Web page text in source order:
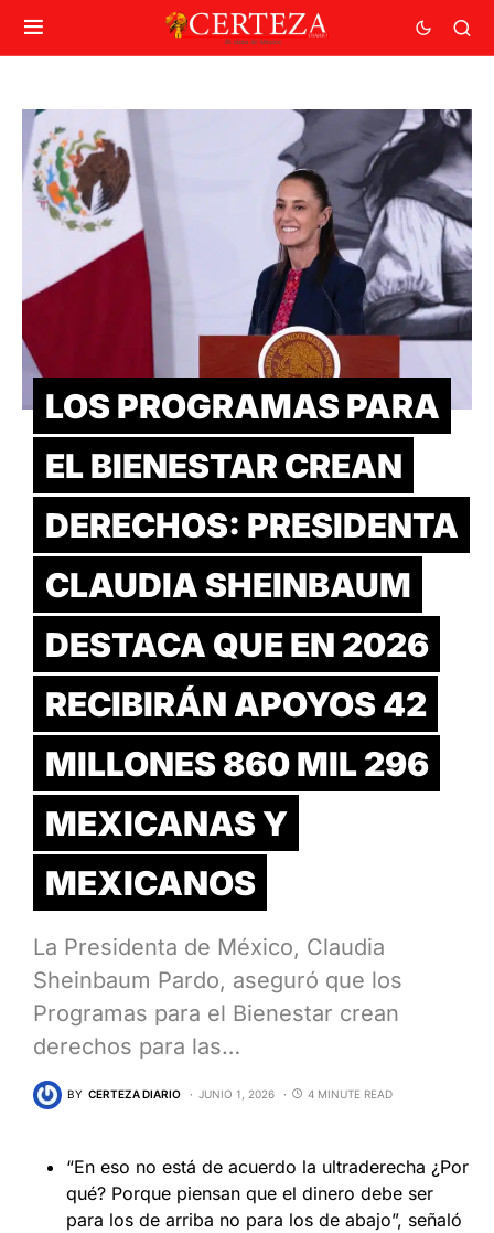
LOS PROGRAMAS PARA
EL BIENESTAR CREAN
DERECHOS: PRESIDENTA
CLAUDIA SHEINBAUM
DESTACA QUE EN 2026
RECIBIRÁN APOYOS 42
MILLONES 860 MIL 296
MEXICANAS Y
MEXICANOS
La Presidenta de México, Claudia
Sheinbaum Pardo, aseguró que los
Programas para el Bienestar crean
derechos para las…
BY CERTEZA DIARIO JUNIO 1, 2026 4 MINUTE READ
“En eso no está de acuerdo la ultraderecha ¿Por
qué? Porque piensan que el dinero debe ser
para los de arriba no para los de abajo”, señaló